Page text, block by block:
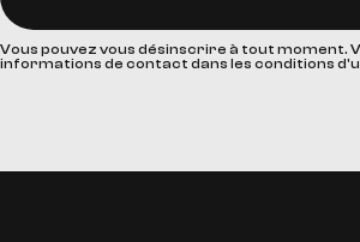
Vous pouvez vous désinscrire à tout moment.
informations de contact dans les conditions